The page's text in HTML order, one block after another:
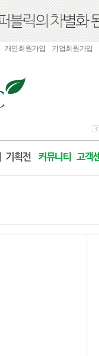
개인회원가입 기업회원가입